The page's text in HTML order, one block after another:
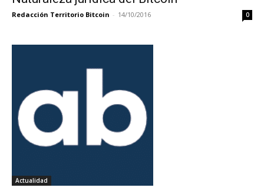
Redacción Territorio Bitcoin - 14/10/2016 0
Actualidad